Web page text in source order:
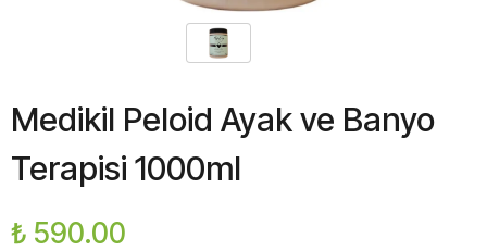
Medikil Peloid Ayak ve Banyo
Terapisi 1000ml
₺ 590.00